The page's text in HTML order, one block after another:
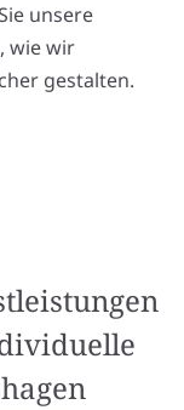
unsere
wie wir
gestalten.